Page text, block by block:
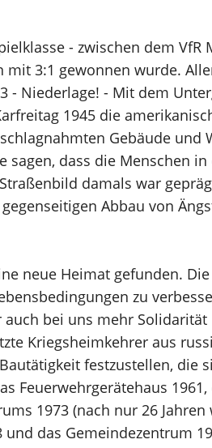
- zwischen dem VfR
mit 3:1 gewonnen wurde.
- Niederlage! - Mit dem
1945 die
Gebäude und
dass die Menschen
damals war
Abbau von
neue Heimat gefunden. Die
zu
bei uns mehr Solidarität
Kriegsheimkehrer aus
festzustellen, die
Feuerwehrgerätehaus
1973 (nach nur 26
das Gemeindezentrum